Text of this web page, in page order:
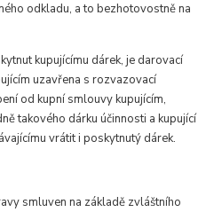
odkladu, a to bezhotovostně na
kupujícímu dárek, je darovací
uzavřena s rozvazovací
od kupní smlouvy kupujícím,
takového dárku účinnosti a kupující
vrátit i poskytnutý dárek.
smluven na základě zvláštního